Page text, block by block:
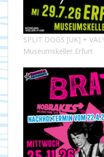
SPLIT DOGS [UK] +
Museumskeller Erfurt